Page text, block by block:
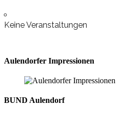
Keine Veranstaltungen
Aulendorfer Impressionen
BUND Aulendorf